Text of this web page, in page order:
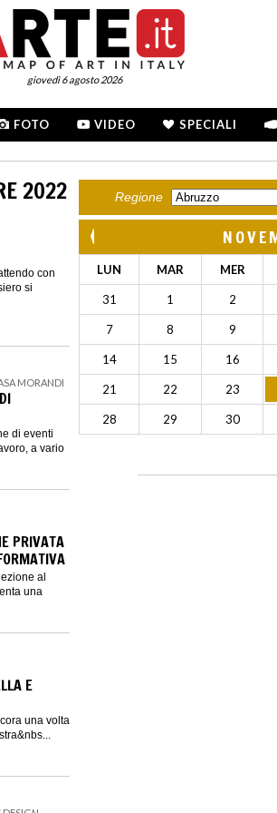
giovedì 6 agosto 2026
FOTO VIDEO SPECIALI
2022
con
si
MORANDI
di eventi
a vario
PRIVATA
al
una
E
una volta
Regione
LUN MAR MER
31 1 2
7 8 9
14 15 16
21 22 23
28 29 30